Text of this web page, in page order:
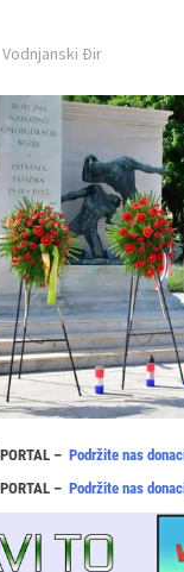
Vodnjanski Đir
– Podržite nas
– Podržite nas